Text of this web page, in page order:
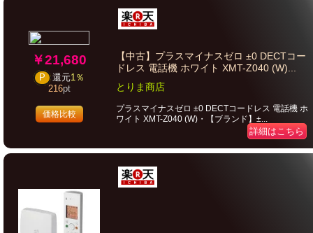
￥21,680
P 還元1％
216pt
価格比較
【中古】プラスマイナスゼロ ±0 DECTコー
ドレス 電話機 ホワイト XMT-Z040 (W)...
とりま商店
プラスマイナスゼロ ±0 DECTコードレス 電話機 ホ
ワイト XMT-Z040 (W)・【ブランド】±...
詳細はこちら